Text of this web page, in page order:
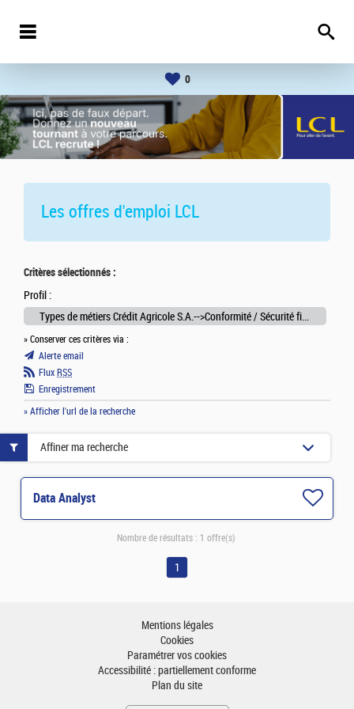
0
Les offres d'emploi LCL
Critères sélectionnés :
Profil :
Types de métiers Crédit Agricole S.A.-->Conformité / Sécurité financière
» Conserver ces critères via :
Alerte email
Flux RSS
Enregistrement
» Afficher l'url de la recherche
Data Analyst
Affiner ma recherche
Nombre de résultats : 1 offre(s)
1
Mentions légales
Cookies
Paramétrer vos cookies
Accessibilité : partiellement conforme
Plan du site